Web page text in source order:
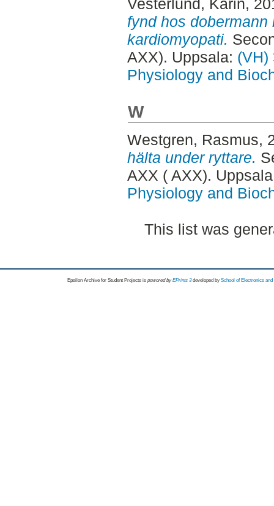
Vesterlund, Karin,
fynd hos
kardiomyopati.
AXX). Uppsala: (VH)
Physiology and
W
Westgren, Rasmus,
hälta under ryttare.
AXX ( AXX).
Physiology and
This list was
Epsilon Archive for Student Projects is powored byEPrints 3 developed by School of Electronics